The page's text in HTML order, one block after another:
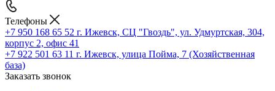
Телефоны
+7 950 168 65 52 г. Ижевск, СЦ "Гвоздь", ул. Удмуртская, 304,
корпус 2, офис 41
+7 922 501 63 11 г. Ижевск, улица Пойма, 7 (Хозяйственная
база)
Заказать звонок